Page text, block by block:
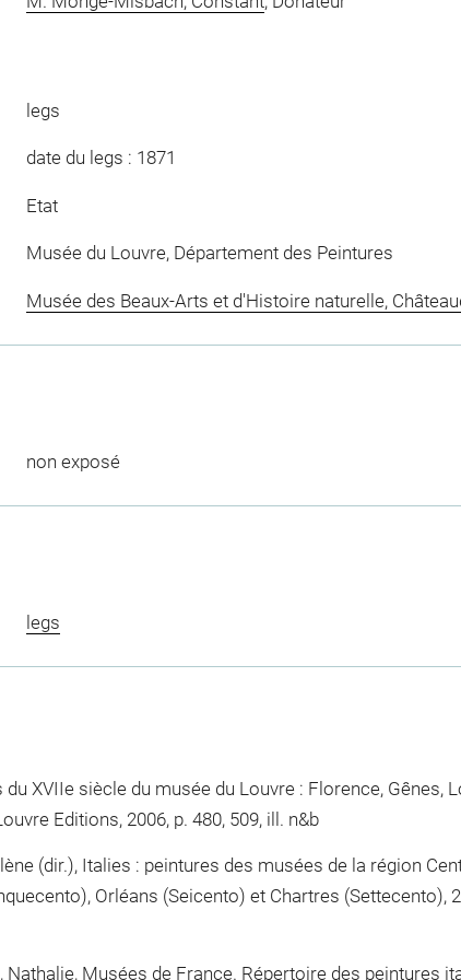
legs
date du legs : 1871
Etat
Musée du Louvre, Département des Peintures
Musée des Beaux-Arts et d'Histoire naturelle,
non exposé
legs
XVIIe siècle du musée du Louvre : Florence, Gênes,
Editions, 2006, p. 480, 509, ill. n&b
(dir.), Italies : peintures des musées de la région
Orléans (Seicento) et Chartres (Settecento),
Nathalie, Musées de France. Répertoire des peintures